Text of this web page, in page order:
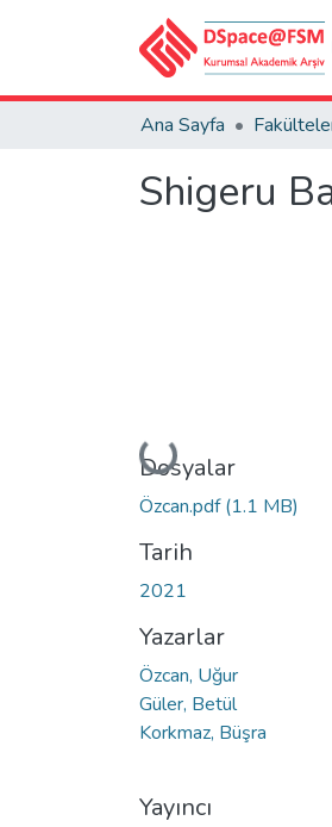
Ana Sayfa
Shigeru
Yükleniyor...Dosyalar
Özcan.pdf(1.1 MB)
Tarih
2021
Yazarlar
Özcan, Uğur
Güler, Betül
Korkmaz, Büşra
Yayıncı